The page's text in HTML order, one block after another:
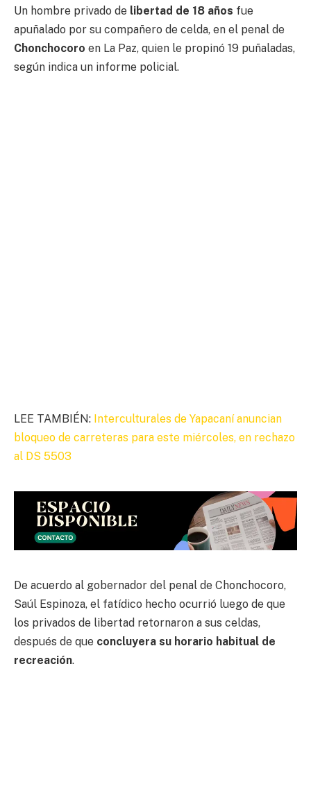
Un hombre privado de libertad de 18 años fue
apuñalado por su compañero de celda, en el penal de
Chonchocoro en La Paz, quien le propinó 19 puñaladas,
según indica un informe policial.
LEE TAMBIÉN: Interculturales de Yapacaní anuncian
bloqueo de carreteras para este miércoles, en rechazo
al DS 5503
De acuerdo al gobernador del penal de Chonchocoro,
Saúl Espinoza, el fatídico hecho ocurrió luego de que
los privados de libertad retornaron a sus celdas,
después de que concluyera su horario habitual de
recreación.